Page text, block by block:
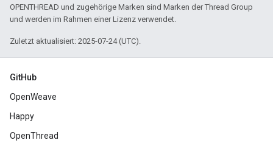
OPENTHREAD und zugehörige Marken sind Marken der Thread Group
und werden im Rahmen einer Lizenz verwendet.
Zuletzt aktualisiert: 2025-07-24 (UTC).
GitHub
OpenWeave
Happy
OpenThread